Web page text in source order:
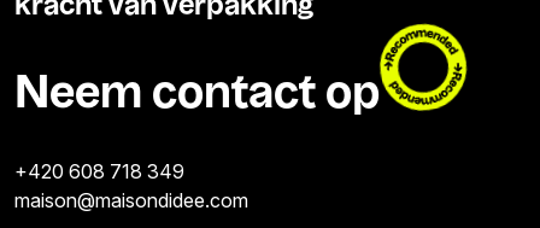
kracht van verpakking
Neem contact op
+420 608 718 349
maison@maisondidee.com